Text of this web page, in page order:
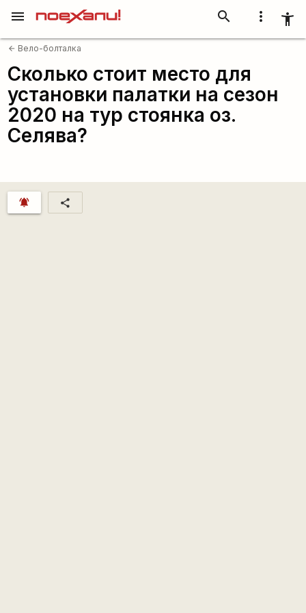
more_vert accessibility_new
search
menu
arrow_back Вело-болталка
Сколько стоит место для
установки палатки на сезон
2020 на тур стоянка оз.
Селява?
notifications_active share